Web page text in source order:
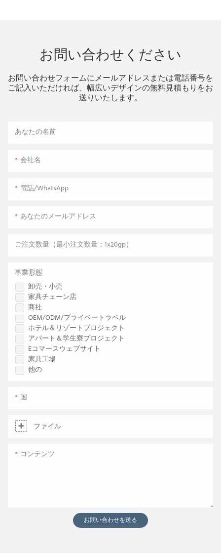
お問い合わせください
お問い合わせフォームにメールアドレスまたは電話番号を
ご記入いただければ、幅広いデザインの無料見積もりをお
送りいたします。
あなたの名前
会社名
電話/WhatsApp
あなたのメールアドレス
ご注文数量（最小注文数量：1x20gp）
卸売・小売
家具チェーン店
商社
OEM/ODM/プライベートラベル
ホテル＆リゾートプロジェクト
アパート＆学生寮プロジェクト
Eコマースウェブサイト
家具工場
他の
事業形態
国
ファイル
コンテンツ
お問い合わせを送る